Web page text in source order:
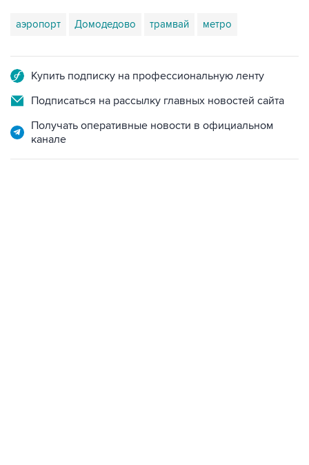
аэропорт Домодедово трамвай метро
Купить подписку на профессиональную ленту
Подписаться на рассылку главных новостей сайта
Получать оперативные новости в официальном
канале